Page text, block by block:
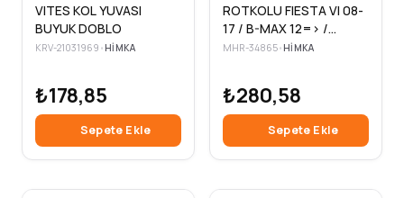
VITES KOL YUVASI
BUYUK DOBLO
KRV-21031969 •HIMKA
₺178,85
Sepete Ekle
ROTKOLU FIESTA VI 08-
17 / B-MAX 12=> /
COURIER 14=
MHR-34865•HIMKA
₺280,58
Sepete Ekle